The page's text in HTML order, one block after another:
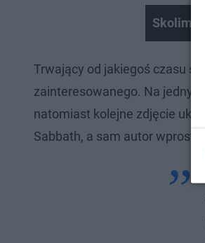
Skolim
Trwający od jakiegoś czasu
zainteresowanego. Na
natomiast kolejne zdjęcie
Sabbath, a sam autor wprost